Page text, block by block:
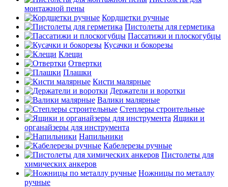
монтажной пены
Кордщетки ручные
Пистолеты для герметика
Пассатижи и плоскогубцы
Кусачки и бокорезы
Клещи
Отвертки
Плашки
Кисти малярные
Держатели и воротки
Валики малярные
Степлеры строительные
Ящики и
органайзеры для инструмента
Напильники
Кабелерезы ручные
Пистолеты для
химических анкеров
Ножницы по металлу
ручные